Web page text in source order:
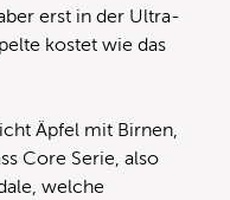
erst in der Ultra-
kostet wie das
Äpfel mit Birnen,
Core Serie, also
welche